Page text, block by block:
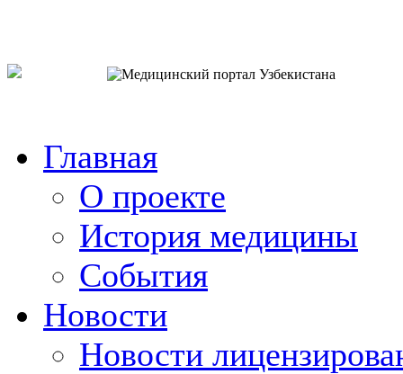
Главная
О проекте
История медицины
События
Новости
Новости